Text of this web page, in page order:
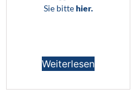
Sie bittehier.
Weiterlesen